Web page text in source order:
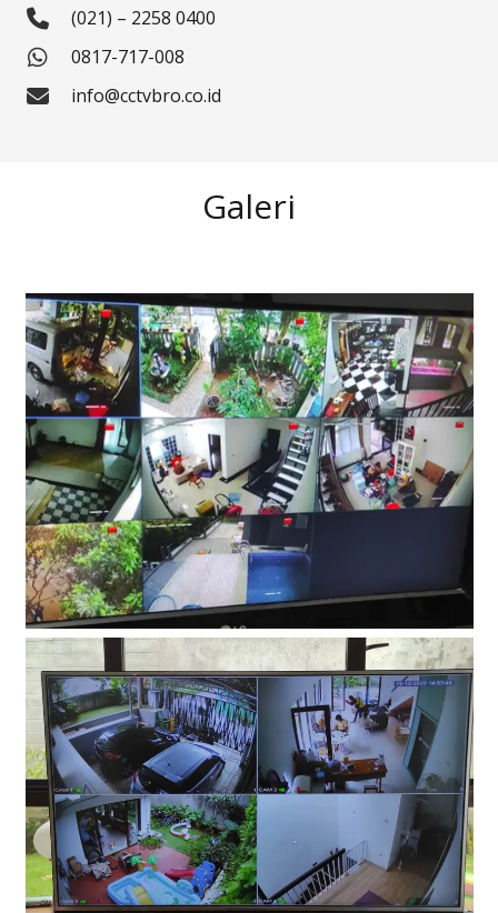
(021) – 2258 0400
0817-717-008
info@cctvbro.co.id
Galeri